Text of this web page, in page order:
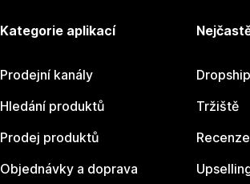
Kategorie aplikací
Prodejní kanály
Hledání produktů
Prodej produktů
Objednávky a doprava
Tržiště